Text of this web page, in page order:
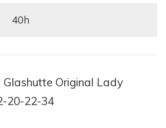
40h
Original Lady
20-22-34